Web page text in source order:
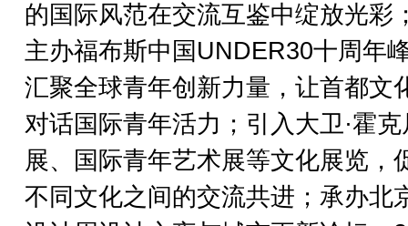
的国际风范在交流互鉴中绽放光彩
主办福布斯中国UNDER30十周年
汇聚全球青年创新力量，让首都文
对话国际青年活力；引入大卫·霍
展、国际青年艺术展等文化展览，
不同文化之间的交流共进；承办北